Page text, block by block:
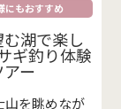
にもおすすめ
湖で楽し
ギ釣り体験
アー
山を眺めなが